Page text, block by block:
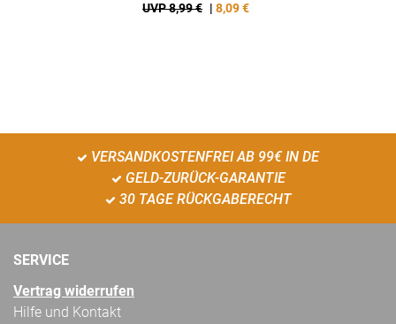
UVP 8,99 € | 8,09€
VERSANDKOSTENFREI AB 99€ IN DE
GELD-ZURÜCK-GARANTIE
30 TAGE RÜCKGABERECHT
SERVICE
Vertrag widerrufen
Hilfe und Kontakt